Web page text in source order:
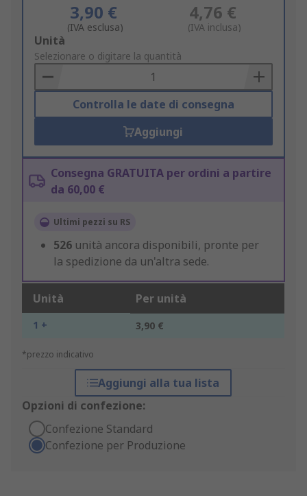
3,90 €
(IVA esclusa)
4,76 €
(IVA inclusa)
Add
to
Basket
Unità
Selezionare o digitare la quantità
Controlla le date di consegna
Aggiungi
Consegna GRATUITA per ordini a partire
da 60,00 €
Ultimi pezzi su RS
526 unità ancora disponibili, pronte per
la spedizione da un'altra sede.
Unità Per unità
1 + 3,90 €
*prezzo indicativo
Aggiungi alla tua lista
Opzioni di confezione:
Confezione Standard
Confezione per Produzione